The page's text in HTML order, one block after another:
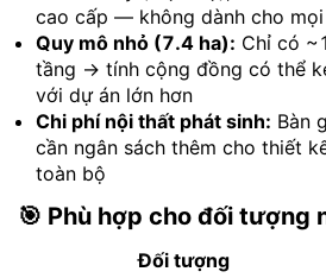
cao cấp — không dành cho
Quy mô nhỏ (7.4 ha): Chỉ có
tầng → tính cộng đồng có thể
với dự án lớn hơn
Chi phí nội thất phát sinh: Bàn
cần ngân sách thêm cho thiết
toàn bộ
🎯 Phù hợp cho đối tượng
Đối tượng